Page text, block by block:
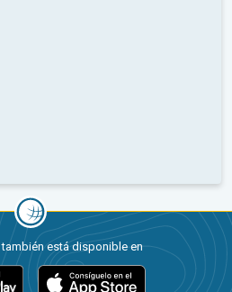
también está disponible en